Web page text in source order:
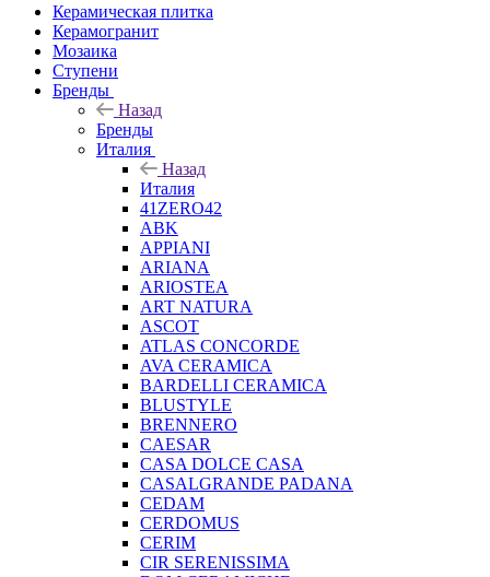
Керамическая плитка
Керамогранит
Мозаика
Ступени
Бренды
Назад
Бренды
Италия
Назад
Италия
41ZERO42
ABK
APPIANI
ARIANA
ARIOSTEA
ART NATURA
ASCOT
ATLAS CONCORDE
AVA CERAMICA
BARDELLI CERAMICA
BLUSTYLE
BRENNERO
CAESAR
CASA DOLCE CASA
CASALGRANDE PADANA
CEDAM
CERDOMUS
CERIM
CIR SERENISSIMA